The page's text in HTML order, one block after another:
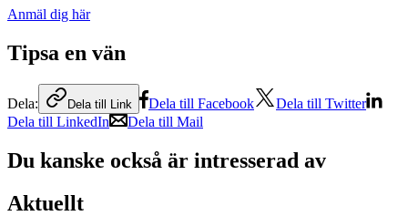
Anmäl dig här
Tipsa en vän
Dela: Dela till Link Dela till Facebook
Dela till Twitter
Dela till LinkedIn
Dela till Mail
Du kanske också är intresserad av
Aktuellt